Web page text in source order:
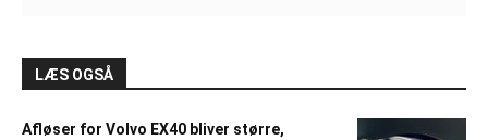
LÆS OGSÅ
Afløser for Volvo EX40 bliver større,